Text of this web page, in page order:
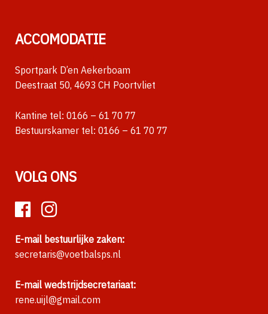
ACCOMODATIE
Sportpark D’en Aekerboam
Deestraat 50, 4693 CH Poortvliet
Kantine tel: 0166 – 61 70 77
Bestuurskamer tel: 0166 – 61 70 77
VOLG ONS
E-mail bestuurlijke zaken:
secretaris@voetbalsps.nl
E-mail wedstrijdsecretariaat:
rene.uijl@gmail.com